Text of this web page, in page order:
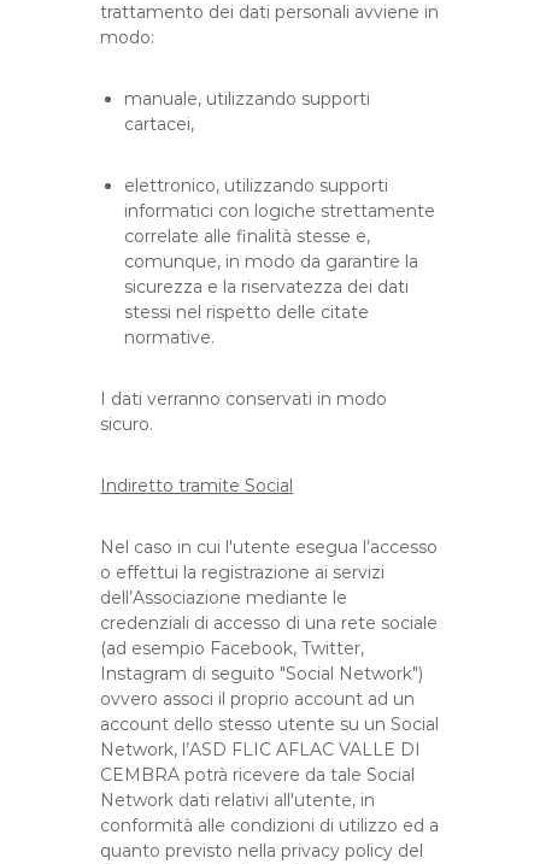
trattamento dei dati personali avviene in
modo:
manuale, utilizzando supporti
cartacei,
elettronico, utilizzando supporti
informatici con logiche strettamente
correlate alle finalità stesse e,
comunque, in modo da garantire la
sicurezza e la riservatezza dei dati
stessi nel rispetto delle citate
normative.
I dati verranno conservati in modo
sicuro.
Indiretto tramite Social
Nel caso in cui l'utente esegua l’accesso
o effettui la registrazione ai servizi
dell’Associazione mediante le
credenziali di accesso di una rete sociale
(ad esempio Facebook, Twitter,
Instagram di seguito "Social Network")
ovvero associ il proprio account ad un
account dello stesso utente su un Social
Network, l’ASD FLIC AFLAC VALLE DI
CEMBRA potrà ricevere da tale Social
Network dati relativi all'utente, in
conformità alle condizioni di utilizzo ed a
quanto previsto nella privacy policy del